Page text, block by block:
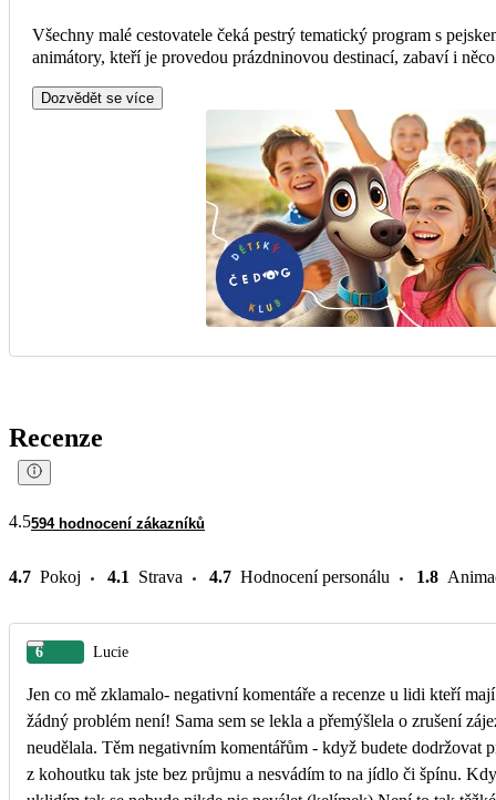
Všechny malé cestovatele čeká pestrý tematický program s
animátory, kteří je provedou prázdninovou destinací, zabaví i
Dozvědět se více
Recenze
4.5594 hodnocení zákazníků
4.7 Pokoj 4.1 Strava 4.7 Hodnocení personálu 1.8
6 Lucie
Jen co mě zklamalo- negativní komentáře a recenze u lidi kteří
žádný problém není! Sama sem se lekla a přemýšlela o zrušení
neudělala. Těm negativním komentářům - když budete dodržovat pravidla hotelu . Nepít vodu
z kohoutku tak jste bez průjmu a nesvádím to na jídlo či špínu.